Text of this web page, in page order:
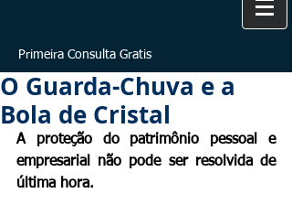
Primeira Consulta Gratis
O Guarda-Chuva e a
Bola de Cristal
A proteção do patrimônio pessoal e
empresarial não pode ser resolvida de
última hora.